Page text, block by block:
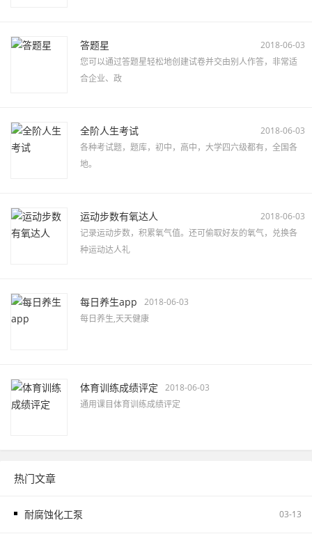
答题星
2018-06-03
您可以通过答题星轻松地创建试卷并交由别人作答，非常适
合企业、政
全阶人生考试
2018-06-03
各种考试题，题库，初中，高中，大学四六级都有，全国各
地。
运动步数有氧达人
2018-06-03
记录运动步数，积累氧气值。还可偷取好友的氧气，兑换各
种运动达人礼
每日养生app
2018-06-03
每日养生,天天健康
体育训练成绩评定
2018-06-03
通用课目体育训练成绩评定
热门文章
耐腐蚀化工泵 03-13